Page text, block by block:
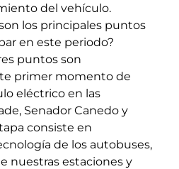
del vehículo.
los principales puntos
en este periodo?
puntos son
primer momento de
eléctrico en las
Senador Canedo y
consiste en
de los autobuses,
nuestras estaciones y